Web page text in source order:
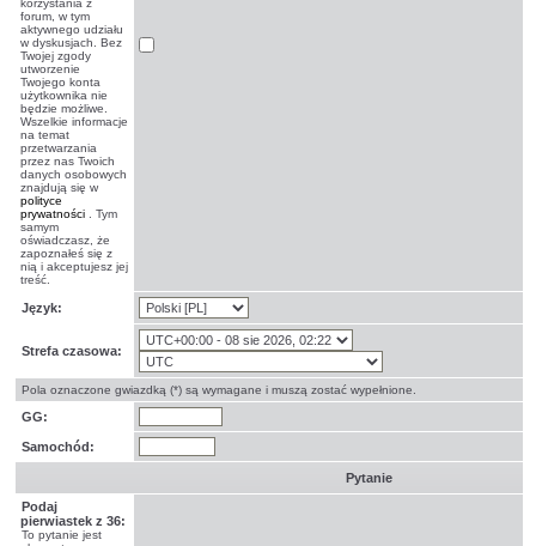
korzystania z
forum, w tym
aktywnego udziału
w dyskusjach. Bez
Twojej zgody
utworzenie
Twojego konta
użytkownika nie
będzie możliwe.
Wszelkie informacje
na temat
przetwarzania
przez nas Twoich
danych osobowych
znajdują się w
polityce
prywatności . Tym
samym
oświadczasz, że
zapoznałeś się z
nią i akceptujesz jej
treść.
Język:
Strefa czasowa:
Pola oznaczone gwiazdką (*) są wymagane i muszą zostać wypełnione.
GG:
Samochód:
Pytanie
Podaj
pierwiastek z 36:
To pytanie jest